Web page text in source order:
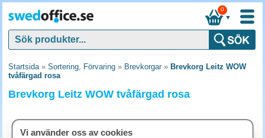
▼
0
Startsida» Sortering, Förvaring » Brevkorgar» Brevkorg Leitz WOW
tvåfärgad rosa
Brevkorg Leitz WOW tvåfärgad rosa
Vi använder oss av cookies